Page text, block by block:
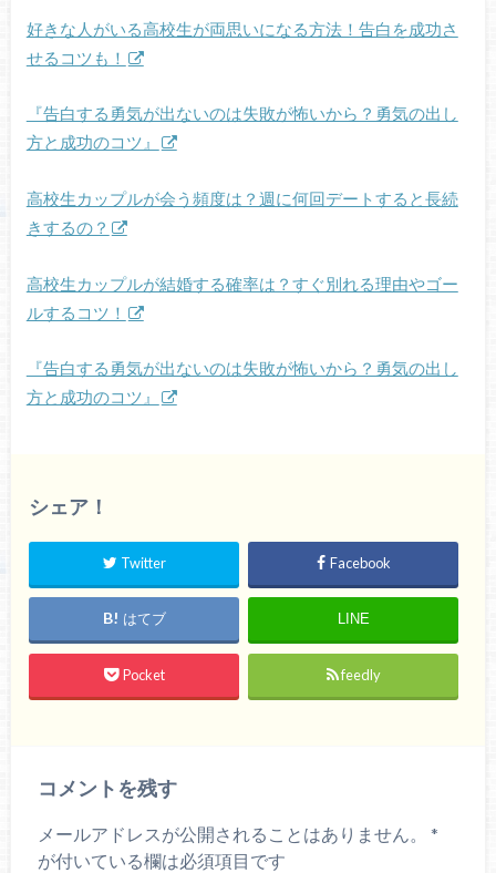
好きな人がいる高校生が両思いになる方法！告白を成功さ
せるコツも！
『告白する勇気が出ないのは失敗が怖いから？勇気の出し
方と成功のコツ』
高校生カップルが会う頻度は？週に何回デートすると長続
きするの？
高校生カップルが結婚する確率は？すぐ別れる理由やゴー
ルするコツ！
『告白する勇気が出ないのは失敗が怖いから？勇気の出し
方と成功のコツ』
シェア！
Twitter Facebook
はてブ LINE
Pocket feedly
コメントを残す
メールアドレスが公開されることはありません。
*
が付いている欄は必須項目です